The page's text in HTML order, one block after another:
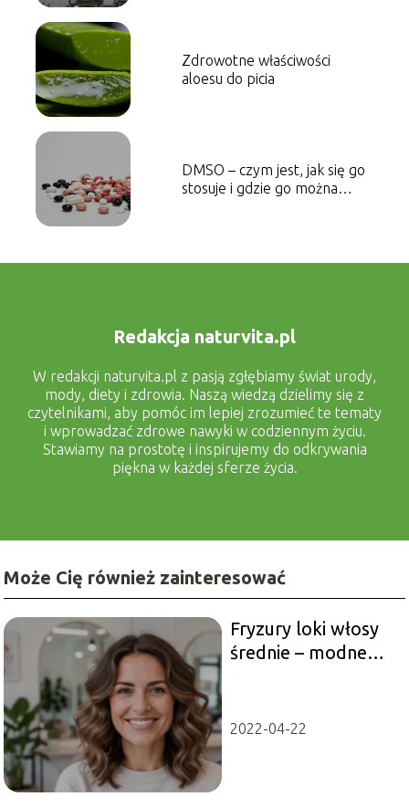
Zdrowotne właściwości
aloesu do picia
DMSO – czym jest, jak się go
stosuje i gdzie go można
Redakcja naturvita.pl
W redakcji naturvita.pl z pasją zgłębiamy świat urody,
mody, diety i zdrowia. Naszą wiedzą dzielimy się z
czytelnikami, aby pomóc im lepiej zrozumieć te tematy
i wprowadzać zdrowe nawyki w codziennym życiu.
Stawiamy na prostotę i inspirujemy do odkrywania
piękna w każdej sferze życia.
Może Cię również zainteresować
Fryzury loki włosy
średnie – modne
2022-04-22